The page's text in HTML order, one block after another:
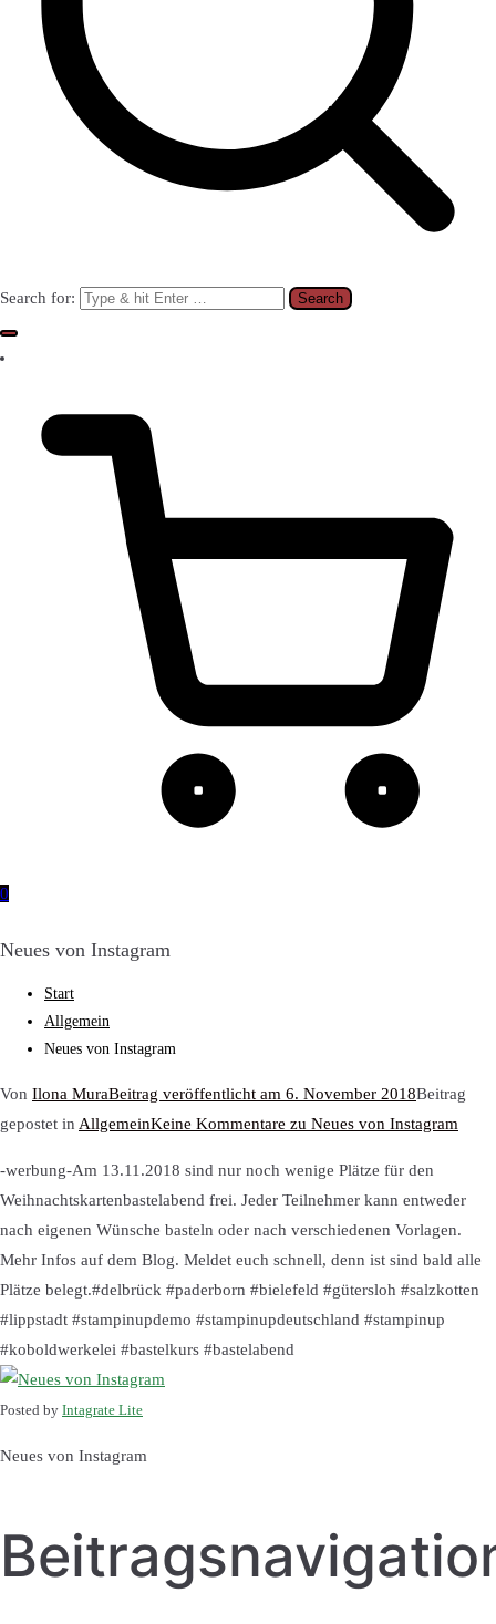
Search for:
0
Neues von Instagram
Start
Allgemein
Neues von Instagram
Von Ilona MuraBeitrag veröffentlicht am 6. November 2018Beitrag
gepostet in AllgemeinKeine Kommentare zu Neues von Instagram
-werbung-Am 13.11.2018 sind nur noch wenige Plätze für den
Weihnachtskartenbastelabend frei. Jeder Teilnehmer kann entweder
nach eigenen Wünsche basteln oder nach verschiedenen Vorlagen.
Mehr Infos auf dem Blog. Meldet euch schnell, denn ist sind bald alle
Plätze belegt.#delbrück #paderborn #bielefeld #gütersloh #salzkotten
#lippstadt #stampinupdemo #stampinupdeutschland #stampinup
#koboldwerkelei #bastelkurs #bastelabend
Posted by Intagrate Lite
Neues von Instagram